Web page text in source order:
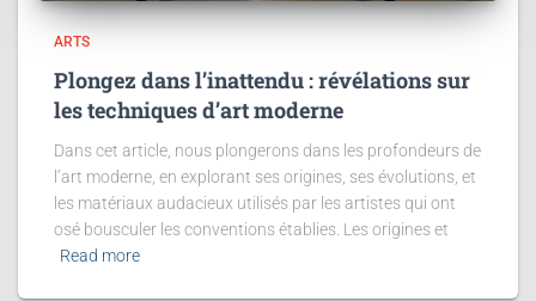
ARTS
Plongez dans l’inattendu : révélations sur
les techniques d’art moderne
Dans cet article, nous plongerons dans les profondeurs de
l’art moderne, en explorant ses origines, ses évolutions, et
les matériaux audacieux utilisés par les artistes qui ont
osé bousculer les conventions établies. Les origines et
Read more